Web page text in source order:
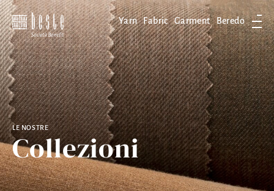
Yarn Fabric Garment Beredo
Apri
LE NOSTRE
Collezioni